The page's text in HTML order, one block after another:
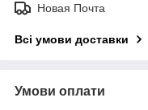
Новая Почта
Всі умови доставки
Умови оплати